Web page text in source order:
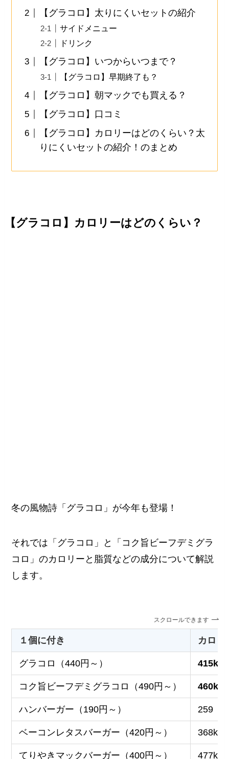
【グラコロ】太りにくいセットの紹介
サイドメニュー
ドリンク
【グラコロ】いつからいつまで？
【グラコロ】早期終了も？
【グラコロ】朝マックでも買える？
【グラコロ】口コミ
【グラコロ】カロリーはどのくらい？太
りにくいセットの紹介！のまとめ
【グラコロ】カロリーはどのくらい？
冬の風物詩「グラコロ」が今年も登場！
それでは「グラコロ」と「コク旨ビーフデミグラ
コロ」のカロリーと脂質などの成分について解説
します。
スクロールできます
１個に付き カロリ
グラコロ（440円～）
コク旨ビーフデミグラコロ（490円～）
ハンバーガー（190円～） 259
ベーコンレタスバーガー（420円～） 368kcal
てりやきマックバーガー（400円～） 477kcal